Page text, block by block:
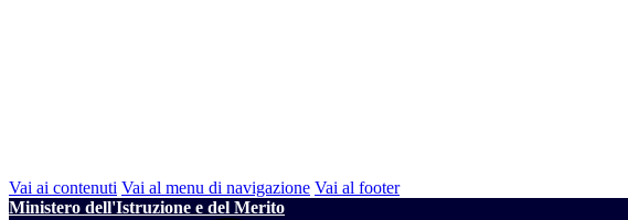
Vai ai contenuti Vai al menu di navigazione Vai al footer
Ministero dell'Istruzione e del Merito